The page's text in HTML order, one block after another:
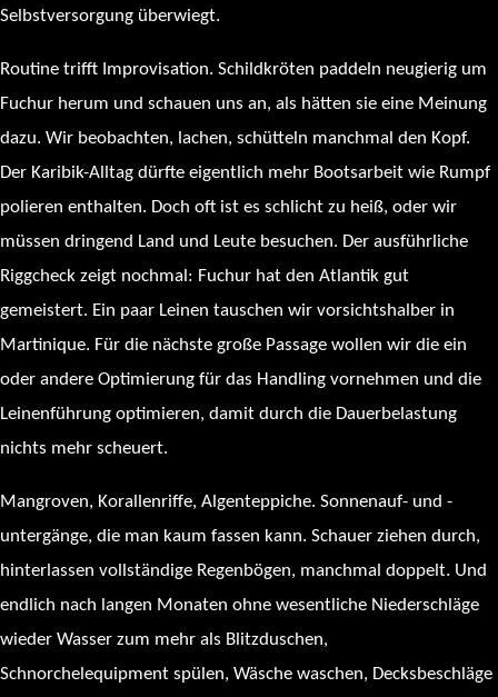
Selbstversorgung überwiegt.
Routine trifft Improvisation. Schildkröten paddeln neugierig um
Fuchur herum und schauen uns an, als hätten sie eine Meinung
dazu. Wir beobachten, lachen, schütteln manchmal den Kopf.
Der Karibik-Alltag dürfte eigentlich mehr Bootsarbeit wie Rumpf
polieren enthalten. Doch oft ist es schlicht zu heiß, oder wir
müssen dringend Land und Leute besuchen. Der ausführliche
Riggcheck zeigt nochmal: Fuchur hat den Atlantik gut
gemeistert. Ein paar Leinen tauschen wir vorsichtshalber in
Martinique. Für die nächste große Passage wollen wir die ein
oder andere Optimierung für das Handling vornehmen und die
Leinenführung optimieren, damit durch die Dauerbelastung
nichts mehr scheuert.
Mangroven, Korallenriffe, Algenteppiche. Sonnenauf- und -
untergänge, die man kaum fassen kann. Schauer ziehen durch,
hinterlassen vollständige Regenbögen, manchmal doppelt. Und
endlich nach langen Monaten ohne wesentliche Niederschläge
wieder Wasser zum mehr als Blitzduschen,
Schnorchelequipment spülen, Wäsche waschen, Decksbeschläge